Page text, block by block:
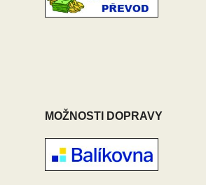
MOŽNOSTI DOPRAVY